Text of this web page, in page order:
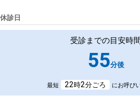
診日
受診までの目安時間
55分後
最短 22時2分ごろ にお呼び